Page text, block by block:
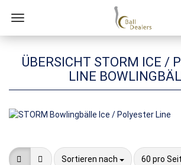
ÜBERSICHT STORM ICE /
LINE
Sortieren nach
Sortieren nach 60 pro
pro Seite